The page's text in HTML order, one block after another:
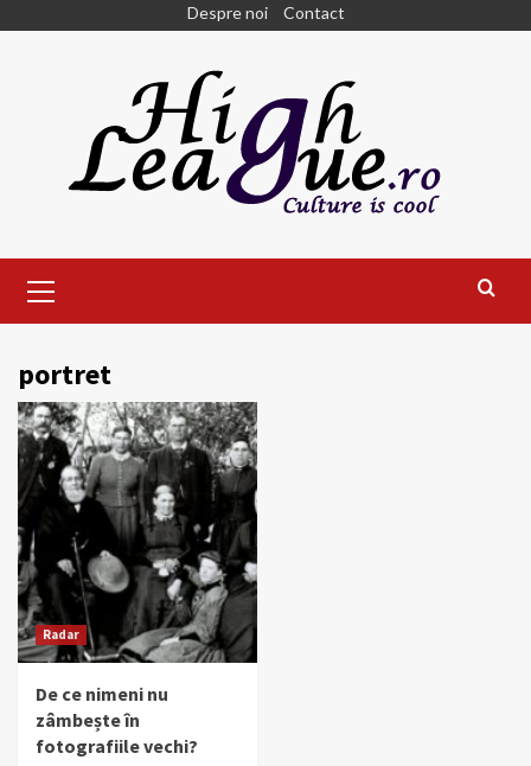
Despre noi Contact
Menu
portret
Radar
De ce nimeni nu
zâmbește în
fotografiile vechi?